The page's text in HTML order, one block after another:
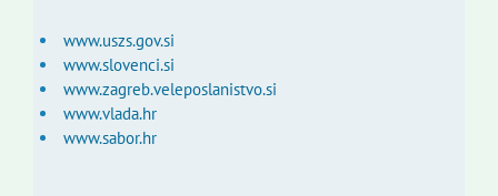
www.uszs.gov.si
www.slovenci.si
www.zagreb.veleposlanistvo.si
www.vlada.hr
www.sabor.hr